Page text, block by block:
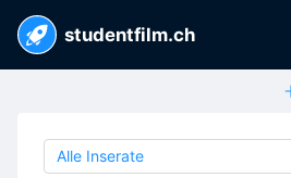
studentfilm.ch
Alle Inserate